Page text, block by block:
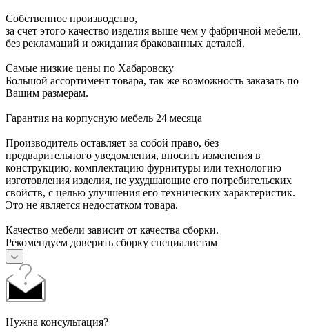
Собственное производство,
за счет этого качество изделия выше чем у фабричной мебели,
без рекламаций и ожидания бракованных деталей.
Самые низкие цены по Хабаровску
Большой ассортимент товара, так же возможность заказать по
Вашим размерам.
Гарантия на корпусную мебель 24 месяца
Производитель оставляет за собой право, без
предварительного уведомления, вносить изменения в
конструкцию, комплектацию фурнитуры или технологию
изготовления изделия, не ухудшающие его потребительских
свойств, с целью улучшения его технических характеристик.
Это не является недостатком товара.
Качество мебели зависит от качества сборки.
Рекомендуем доверить сборку специалистам
Нужна консультация?